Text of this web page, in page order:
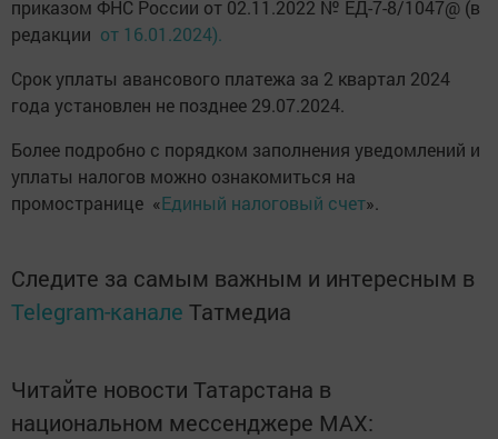
приказом ФНС России от 02.11.2022 № ЕД-7-8/1047@ (в
редакции от 16.01.2024).
Срок уплаты авансового платежа за 2 квартал 2024
года установлен не позднее 29.07.2024.
Более подробно с порядком заполнения уведомлений и
уплаты налогов можно ознакомиться на
промостранице «Единый налоговый счет».
Следите за самым важным и интересным в
Telegram-канале Татмедиа
Читайте новости Татарстана в
национальном мессенджере MАХ: